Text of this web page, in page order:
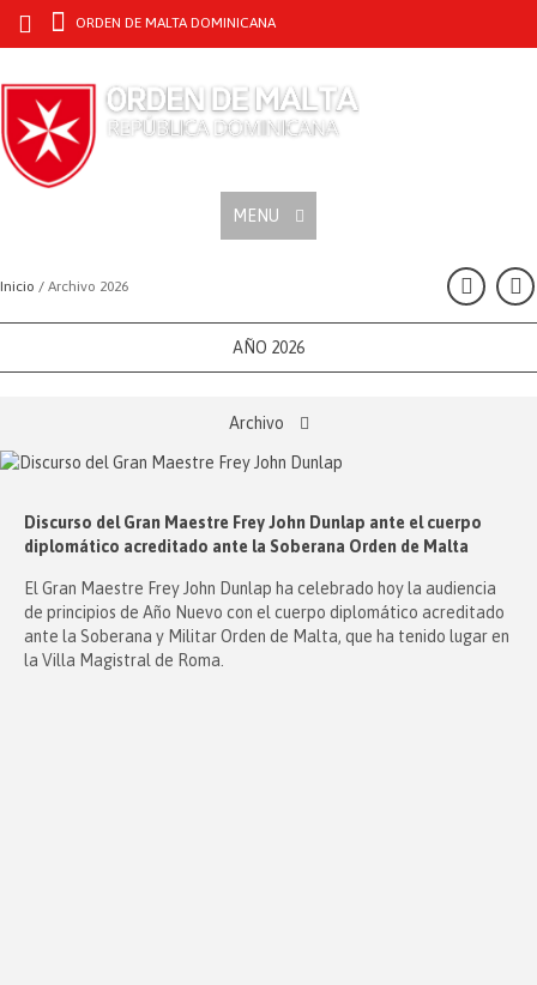
ORDEN DE MALTA DOMINICANA
MENU
Inicio / Archivo 2026
AÑO 2026
Archivo
Discurso del Gran Maestre Frey John Dunlap ante el cuerpo
diplomático acreditado ante la Soberana Orden de Malta
El Gran Maestre Frey John Dunlap ha celebrado hoy la audiencia
de principios de Año Nuevo con el cuerpo diplomático acreditado
ante la Soberana y Militar Orden de Malta, que ha tenido lugar en
la Villa Magistral de Roma.